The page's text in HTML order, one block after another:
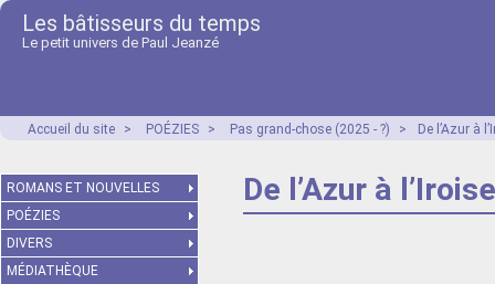
Les bâtisseurs du temps
Le petit univers de Paul Jeanzé
Accueil du site > POÉZIES > Pas grand-chose (2025 - ?) > De l’Azur à
De l’Azur à l’Iroise
ROMANS ET NOUVELLES
POÉZIES
DIVERS
MÉDIATHÈQUE